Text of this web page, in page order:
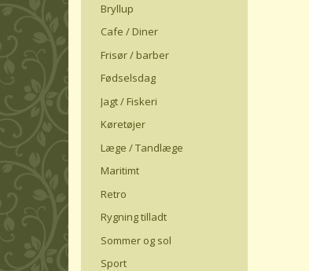
Bryllup
Cafe / Diner
Frisør / barber
Fødselsdag
Jagt / Fiskeri
Køretøjer
Læge / Tandlæge
Maritimt
Retro
Rygning tilladt
Sommer og sol
Sport